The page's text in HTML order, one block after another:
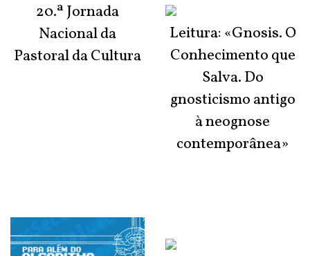
20.ª Jornada
Nacional da
Pastoral da Cultura
Leitura: «Gnosis. O
Conhecimento que
Salva. Do
gnosticismo antigo
à neognose
contemporânea»